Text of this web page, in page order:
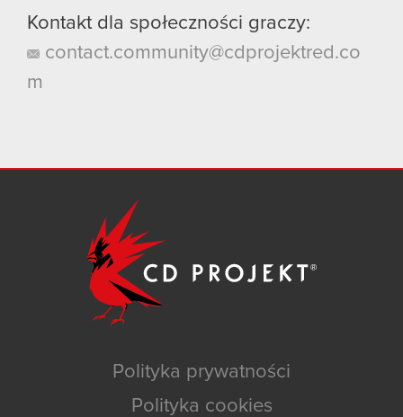
Kontakt dla społeczności graczy:
contact.community@cdprojektred.co
m
Polityka prywatności
Polityka cookies